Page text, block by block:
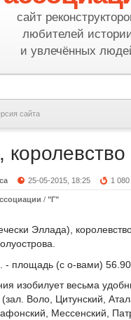
сайт
любителей
и увлечённых
сайта
королевство
25-05-2015, 18:25 1 080
/ "Г"
Эллада),
- площадь (с о-вами)
изобилует весьма
(зал. Воло, Цитунский,
Мессенский,